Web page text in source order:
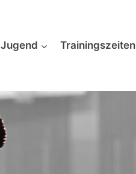
Jugend Trainingszeiten